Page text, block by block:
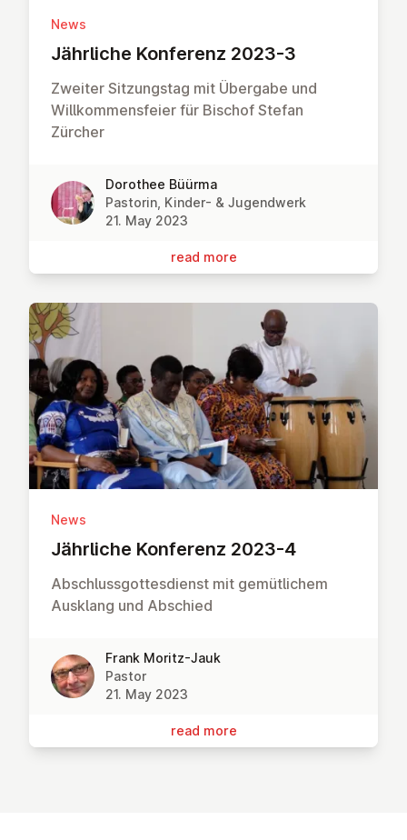
News
Jährliche Konferenz 2023-3
Zweiter Sitzungstag mit Übergabe und
Willkommensfeier für Bischof Stefan
Zürcher
Dorothee Büürma
Pastorin, Kinder- & Jugendwerk
21. May 2023
read more
News
Jährliche Konferenz 2023-4
Abschlussgottesdienst mit gemütlichem
Ausklang und Abschied
Frank Moritz-Jauk
Pastor
21. May 2023
read more